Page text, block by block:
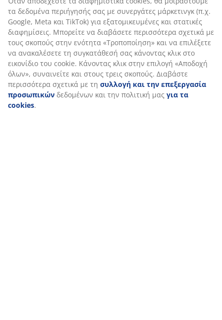
Αξιολογήσεις
( 117)
Αποστολή
στην επιλογή «Αποδοχή όλων», συναινείτε και στους
τρεις σκοπούς. Διαβάστε περισσότερα σχετικά με τη
συλλογή και την επεξεργασία προσωπικών
δεδομένων και την πολιτική μαςγια τα cookies.